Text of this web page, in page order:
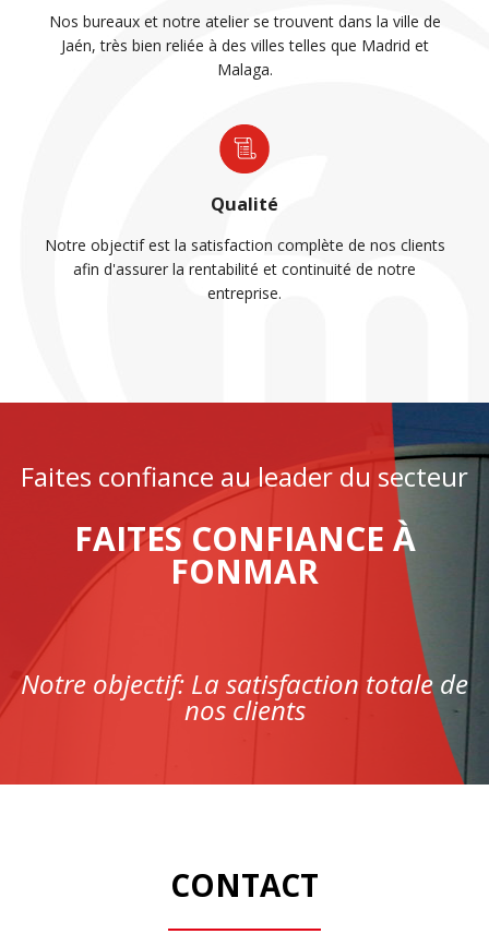
Nos bureaux et notre atelier se trouvent dans la ville de
Jaén, très bien reliée à des villes telles que Madrid et
Malaga.
Qualité
Notre objectif est la satisfaction complète de nos clients
afin d'assurer la rentabilité et continuité de notre
entreprise.
Faites confiance au leader du secteur
FAITES CONFIANCE À
FONMAR
Notre objectif: La satisfaction totale de
nos clients
CONTACT